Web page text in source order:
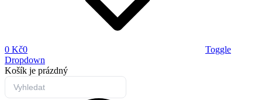
0 Kč0
Toggle
Dropdown
Košík je prázdný